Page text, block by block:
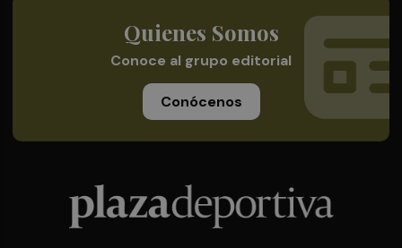
Quienes Somos
Conoce al grupo editorial
Conócenos